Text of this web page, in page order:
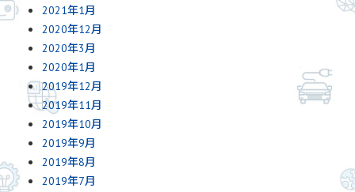
2021年1月
2020年12月
2020年3月
2020年1月
2019年12月
2019年11月
2019年10月
2019年9月
2019年8月
2019年7月